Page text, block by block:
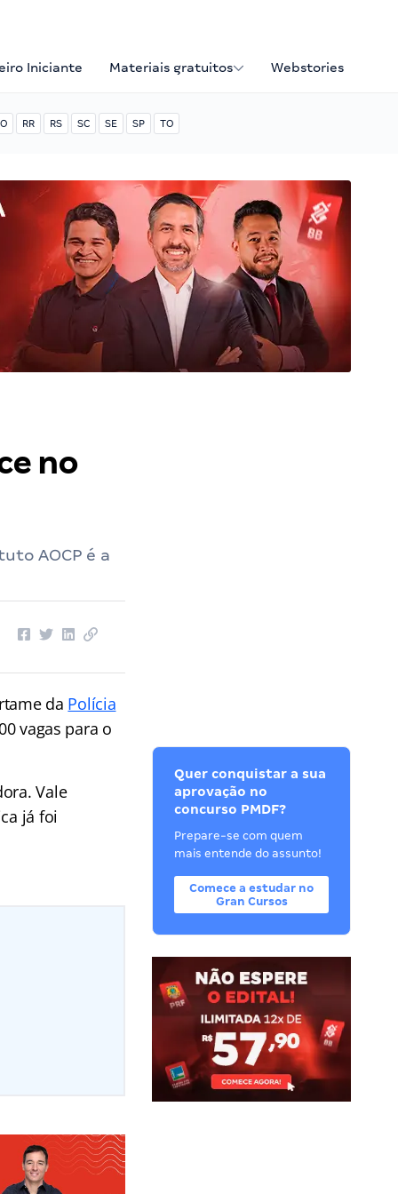
Iniciante Materiais gratuitos Webstories
RR RS SC SE SP TO
no
AOCP é a
da Polícia
vagas para o
Vale
já foi
Quer conquistar a sua
aprovação no
concurso PMDF?
Prepare-se com quem
mais entende do assunto!
Comece a estudar no
Gran Cursos